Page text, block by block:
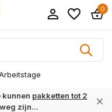
0
pakketten tot 2
zijn...